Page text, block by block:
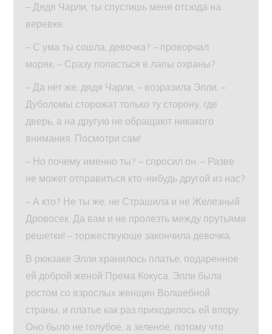
– Дядя Чарли, ты спустишь меня отсюда на
веревке.
– С ума ты сошла, девочка? – проворчал
моряк. – Сразу попасться в лапы охраны?
– Да нет же, дядя Чарли, – возразила Элли. –
Дуболомы сторожат только ту сторону, где
дверь, а на другую не обращают никакого
внимания. Посмотри сам!
– Но почему именно ты? – спросил он. – Разве
не может отправиться кто-нибудь другой из нас?
– А кто? Не ты же, не Страшила и не Железный
Дровосек. Да вам и не пролезть между прутьями
решетки! – торжествующе закончила девочка.
В рюкзаке Элли хранилось платье, подаренное
ей доброй женой Према Кокуса. Элли была
ростом со взрослых женщин Волшебной
страны, и платье как раз приходилось ей впору.
Оно было не голубое, а зеленое, потому что